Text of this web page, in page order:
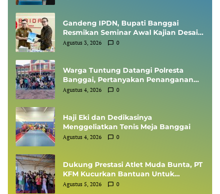
Gandeng IPDN, Bupati Banggai
Resmikan Seminar Awal Kajian Desain
Besar Wilayah
Agustus 3, 2026 0
Warga Tuntung Datangi Polresta
Banggai, Pertanyakan Penanganan
Perkara Dugaan Tipikor APBDes
Agustus 4, 2026 0
Haji Eki dan Dedikasinya
Menggeliatkan Tenis Meja Banggai
Agustus 4, 2026 0
Dukung Prestasi Atlet Muda Bunta, PT
KFM Kucurkan Bantuan Untuk
Ranting INKANAS Bunta Ikuti
Agustus 5, 2026 0